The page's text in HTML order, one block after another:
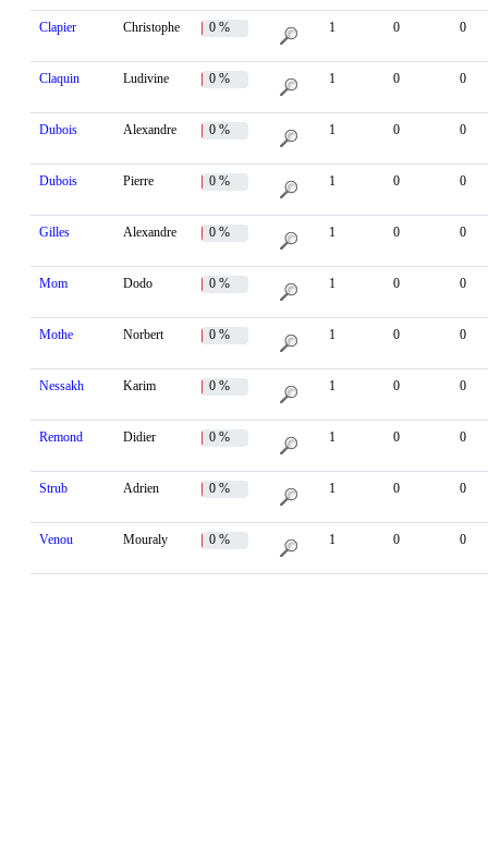
Clapier Christophe 0 % 1 0 0
Claquin Ludivine 0 % 1 0 0
Dubois Alexandre 0 % 1 0 0
Dubois Pierre 0 % 1 0 0
Gilles Alexandre 0 % 1 0 0
Mom Dodo 0 % 1 0 0
Mothe Norbert 0 % 1 0 0
Nessakh Karim 0 % 1 0 0
Remond Didier 0 % 1 0 0
Strub Adrien 0 % 1 0 0
Venou Mouraly 0 % 1 0 0